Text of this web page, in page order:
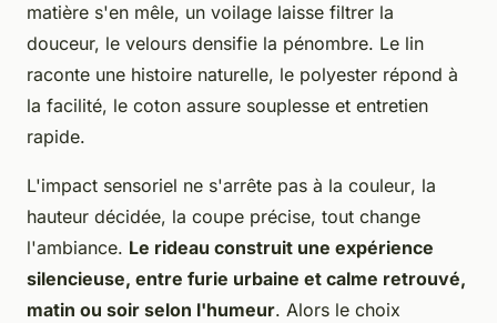
matière s'en mêle, un voilage laisse filtrer la
douceur, le velours densifie la pénombre. Le lin
raconte une histoire naturelle, le polyester répond à
la facilité, le coton assure souplesse et entretien
rapide.
L'impact sensoriel ne s'arrête pas à la couleur, la
hauteur décidée, la coupe précise, tout change
l'ambiance. Le rideau construit une expérience
silencieuse, entre furie urbaine et calme retrouvé,
matin ou soir selon l'humeur. Alors le choix